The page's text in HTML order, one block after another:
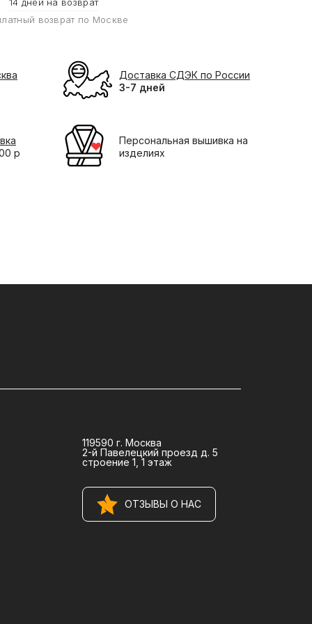
возврат по Москве
Доставка СДЭК по России
3-7 дней
р
Персональная вышивка на
изделиях
119590 г. Москва
2-й Павелецкий проезд д. 5
строение 1, 1 этаж
ОТЗЫВЫ О НАС